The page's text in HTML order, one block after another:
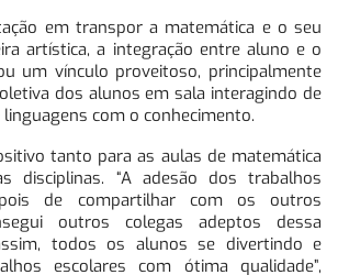
em transpor a matemática e o seu
artística, a integração entre aluno e o
um vínculo proveitoso, principalmente
dos alunos em sala interagindo de
com o conhecimento.
tanto para as aulas de matemática
disciplinas. “A adesão dos trabalhos
de compartilhar com os outros
outros colegas adeptos dessa
todos os alunos se divertindo e
escolares com ótima qualidade”,